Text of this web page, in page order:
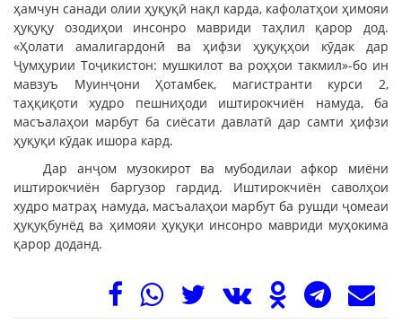
ҳамчун санади олии ҳуқуқӣ нақл карда, кафолатҳои ҳимояи
ҳуқуқу озодиҳои инсонро мавриди таҳлил қарор дод.
«Ҳолати амалигардонӣ ва ҳифзи ҳуқуқҳои кӯдак дар
Ҷумҳурии Тоҷикистон: мушкилот ва роҳҳои такмил»-бо ин
мавзуъ Муинҷони Ҳотамбек, магистранти курси 2,
таҳқиқоти худро пешниҳоди иштирокчиён намуда, ба
масъалаҳои марбут ба сиёсати давлатӣ дар самти ҳифзи
ҳуқуқи кӯдак ишора кард.
Дар анҷом музокирот ва мубодилаи афкор миёни
иштирокчиён баргузор гардид. Иштирокчиён сaволҳои
худро матраҳ намуда, масъалаҳои марбут ба рушди ҷомеаи
ҳуқуқбунёд ва ҳимояи ҳуқуқи инсонро мавриди муҳокима
қарор доданд.